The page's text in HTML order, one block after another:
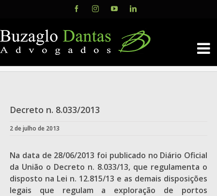
content
FacebookInstagramYouTubeLinkedIn
Decreto n. 8.033/2013
2 de julho de 2013
Na data de 28/06/2013 foi publicado no Diário Oficial
da União o Decreto n. 8.033/13, que regulamenta o
disposto na Lei n. 12.815/13 e as demais disposições
legais que regulam a exploração de portos